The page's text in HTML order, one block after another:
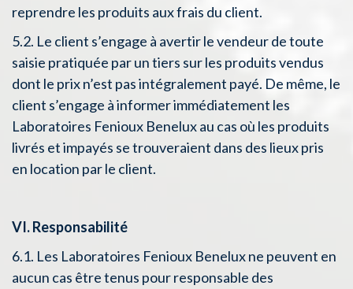
reprendre les produits aux frais du client.
5.2. Le client s’engage à avertir le vendeur de toute
saisie pratiquée par un tiers sur les produits vendus
dont le prix n’est pas intégralement payé. De même, le
client s’engage à informer immédiatement les
Laboratoires Fenioux Benelux au cas où les produits
livrés et impayés se trouveraient dans des lieux pris
en location par le client.
VI. Responsabilité
6.1. Les Laboratoires Fenioux Benelux ne peuvent en
aucun cas être tenus pour responsable des